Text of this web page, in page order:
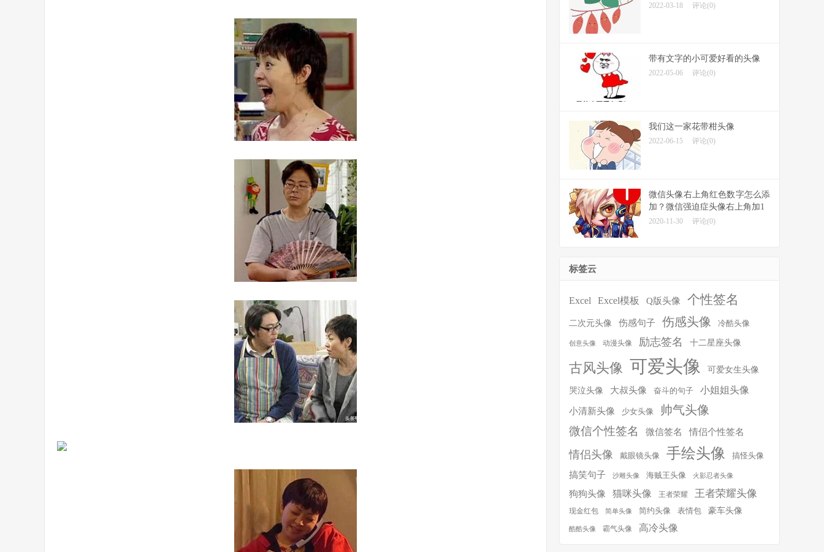
2022-03-18 评论(0)
带有文字的小可爱好看的头像
2022-05-06 评论(0)
我们这一家花带柑头像
2022-06-15 评论(0)
微信头像右上角红色数字怎么添
加？微信强迫症头像右上角加1
2020-11-30 评论(0)
标签云
Excel Excel模板 Q版头像 个性签名
二次元头像 伤感句子 伤感头像 冷酷头像
创意头像 动漫头像 励志签名 十二星座头像
古风头像 可爱头像 可爱女生头像
哭泣头像 大叔头像 奋斗的句子 小姐姐头像
小清新头像 少女头像 帅气头像
微信个性签名 微信签名 情侣个性签名
情侣头像 戴眼镜头像 手绘头像 搞怪头像
搞笑句子 沙雕头像 海贼王头像 火影忍者头像
狗狗头像 猫咪头像 王者荣耀 王者荣耀头像
现金红包 简单头像 简约头像 表情包 豪车头像
酷酷头像 霸气头像 高冷头像